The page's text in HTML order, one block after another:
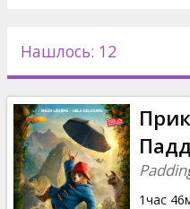
Новости
Подарки
Кинозакуски
Нашлось: 12
1час